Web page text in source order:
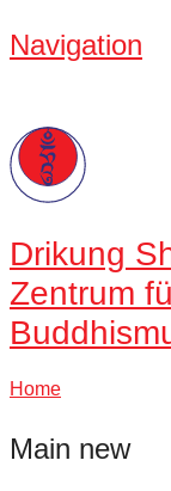
Navigation
Drikung
Zentrum
Home
Main new